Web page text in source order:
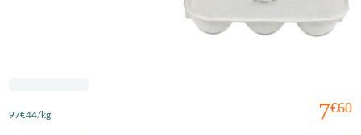
7€60
97€44/kg